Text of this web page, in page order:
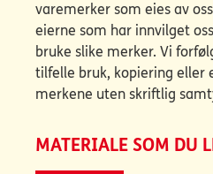
varemerker som eies av
eierne som har innvilget
bruke slike merker. Vi
tilfelle bruk, kopiering eller
merkene uten skriftlig
MATERIALE SOM DU